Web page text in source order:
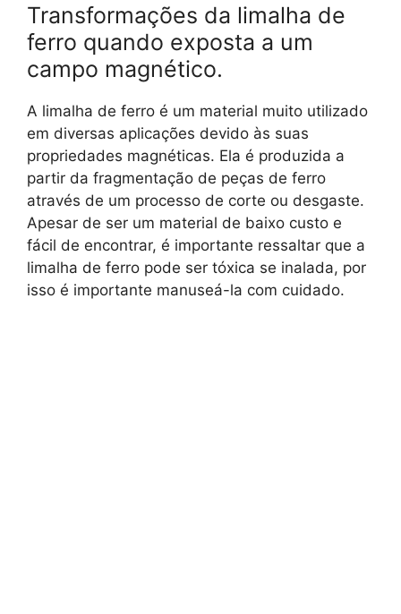
Transformações da limalha de
ferro quando exposta a um
campo magnético.
A limalha de ferro é um material muito utilizado
em diversas aplicações devido às suas
propriedades magnéticas. Ela é produzida a
partir da fragmentação de peças de ferro
através de um processo de corte ou desgaste.
Apesar de ser um material de baixo custo e
fácil de encontrar, é importante ressaltar que a
limalha de ferro pode ser tóxica se inalada, por
isso é importante manuseá-la com cuidado.